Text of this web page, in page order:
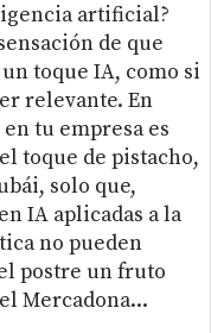
artificial?
de que
toque IA, como si
relevante. En
tu empresa es
toque de pistacho,
solo que,
IA aplicadas a la
no pueden
postre un fruto
Mercadona...